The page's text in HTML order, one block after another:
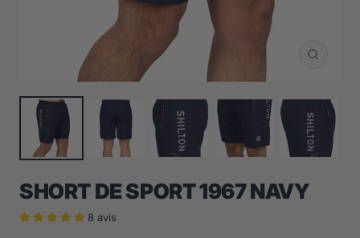
Zoom
SHORT DE SPORT 1967 NAVY
8 avis